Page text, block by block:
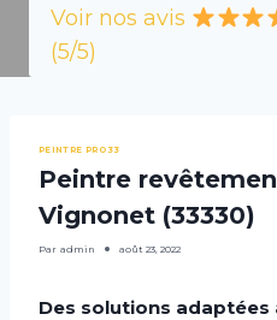
Voir nos avis
(5/5)
PEINTRE PRO 33
Peintre
Vignonet (33330)
Par admin août 23, 2022
Des solutions adaptées